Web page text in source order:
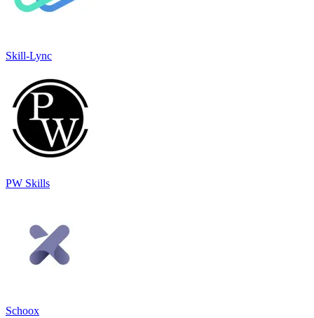
Skill-Lync
PW Skills
Schoox